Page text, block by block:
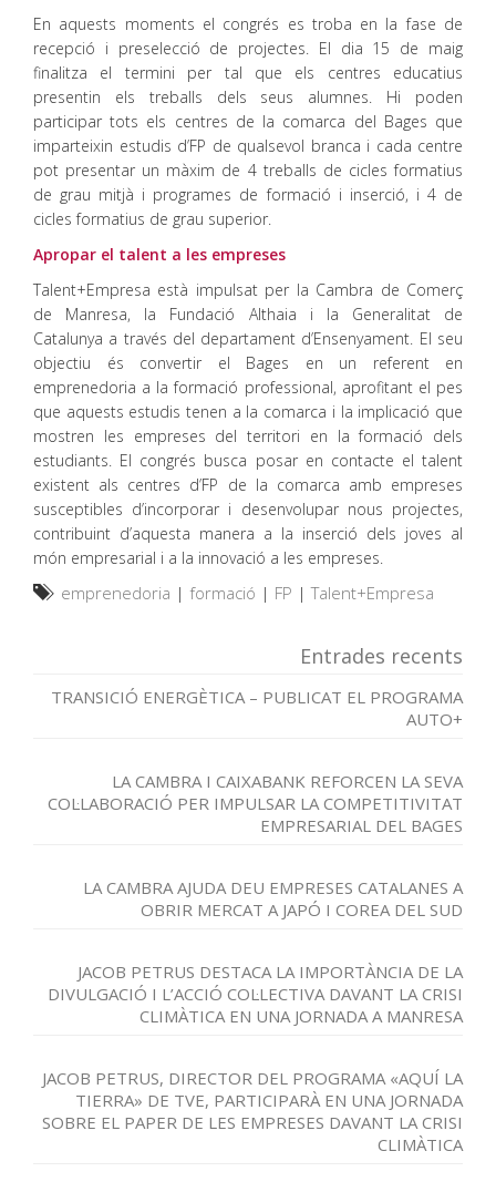
En aquests moments el congrés es troba en la fase de
recepció i preselecció de projectes. El dia 15 de maig
finalitza el termini per tal que els centres educatius
presentin els treballs dels seus alumnes. Hi poden
participar tots els centres de la comarca del Bages que
imparteixin estudis d’FP de qualsevol branca i cada centre
pot presentar un màxim de 4 treballs de cicles formatius
de grau mitjà i programes de formació i inserció, i 4 de
cicles formatius de grau superior.
Apropar el talent a les empreses
Talent+Empresa està impulsat per la Cambra de Comerç
de Manresa, la Fundació Althaia i la Generalitat de
Catalunya a través del departament d’Ensenyament. El seu
objectiu és convertir el Bages en un referent en
emprenedoria a la formació professional, aprofitant el pes
que aquests estudis tenen a la comarca i la implicació que
mostren les empreses del territori en la formació dels
estudiants. El congrés busca posar en contacte el talent
existent als centres d’FP de la comarca amb empreses
susceptibles d’incorporar i desenvolupar nous projectes,
contribuint d’aquesta manera a la inserció dels joves al
món empresarial i a la innovació a les empreses.
emprenedoria | formació | FP |Talent+Empresa
Entrades recents
TRANSICIÓ ENERGÈTICA – PUBLICAT EL PROGRAMA
AUTO+
LA CAMBRA I CAIXABANK REFORCEN LA SEVA
COL·LABORACIÓ PER IMPULSAR LA COMPETITIVITAT
EMPRESARIAL DEL BAGES
LA CAMBRA AJUDA DEU EMPRESES CATALANES A
OBRIR MERCAT A JAPÓ I COREA DEL SUD
JACOB PETRUS DESTACA LA IMPORTÀNCIA DE LA
DIVULGACIÓ I L’ACCIÓ COL·LECTIVA DAVANT LA CRISI
CLIMÀTICA EN UNA JORNADA A MANRESA
JACOB PETRUS, DIRECTOR DEL PROGRAMA «AQUÍ LA
TIERRA» DE TVE, PARTICIPARÀ EN UNA JORNADA
SOBRE EL PAPER DE LES EMPRESES DAVANT LA CRISI
CLIMÀTICA